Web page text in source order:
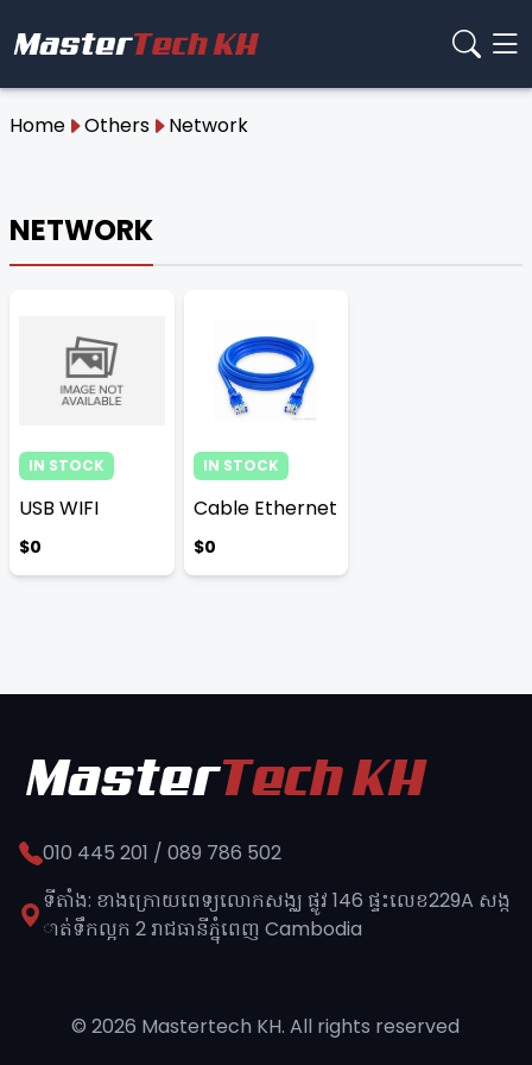
Home Others Network
NETWORK
IN STOCK
USB WIFI
$0
IN STOCK
Cable Ethernet
$0
010 445 201 / 089 786 502
ទីតាំង: ខាងក្រោយពេទ្យលោកសង្ឈ ផ្លូវ​ 146 ផ្ទះលេខ229A សង្ក
ាត់ទឹកល្អក 2 រាជធានីភ្នុំពេញ​ Cambodia
© 2026 Mastertech KH. All rights reserved